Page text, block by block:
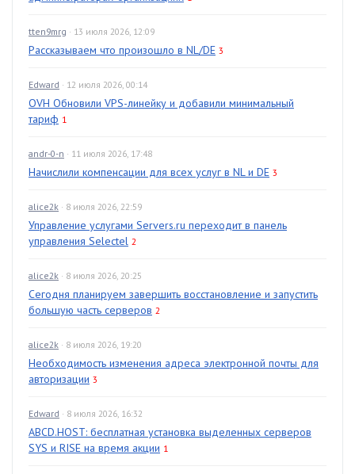
tten9mrg · 13 июля 2026, 12:09
Рассказываем что произошло в NL/DE 3
Edward · 12 июля 2026, 00:14
OVH Обновили VPS-линейку и добавили минимальный
тариф 1
andr-0-n · 11 июля 2026, 17:48
Начислили компенсации для всех услуг в NL и DE 3
alice2k · 8 июля 2026, 22:59
Управление услугами Servers.ru переходит в панель
управления Selectel 2
alice2k · 8 июля 2026, 20:25
Сегодня планируем завершить восстановление и запустить
большую часть серверов 2
alice2k · 8 июля 2026, 19:20
Необходимость изменения адреса электронной почты для
авторизации 3
Edward · 8 июля 2026, 16:32
ABCD.HOST: бесплатная установка выделенных серверов
SYS и RISE на время акции 1